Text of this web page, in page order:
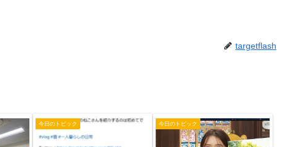
targetflash
今日のトピック 今日のトピック